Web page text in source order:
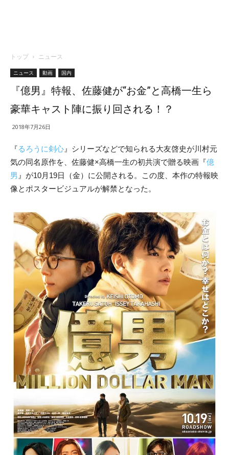
トップ ニュース
ニュース 動画 国内
『億男』特報、佐藤健が“お金”と高橋一生ら
豪華キャスト陣に振り回される！？
2018年7月26日
『るろうに剣心 』シリーズなどで知られる大友啓史が川村元
気の同名原作を、佐藤健×高橋一生の初共演で贈る映画『億
男 』が10月19日（金）に公開される。この度、本作の特報映
像とポスタービジュアルが解禁となった。